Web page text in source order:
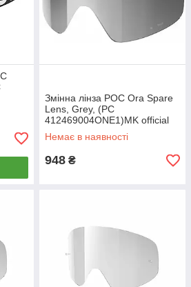
Змінна лінза POC Ora Spare
Lens, Grey, (PC
412469004ONE1)MK official
Немає в наявності
948 ₴